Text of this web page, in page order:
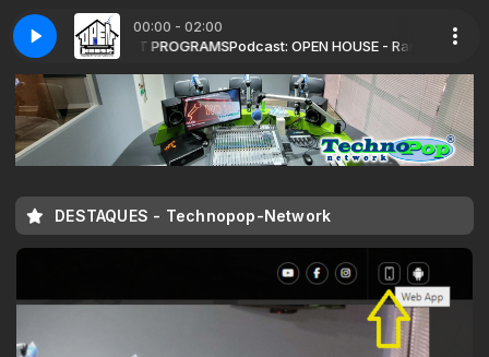
00:00 - 02:00
SYNDICAST PROGRAMSPodcast: OPEN HOUSE - Randy Seidman com
08-2026 - SYNDICAST)OpenHouse - Podcast EP-258 (06-08-2026 -
DESTAQUES - Technopop-Network